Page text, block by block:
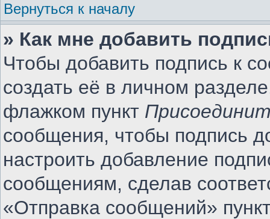
Вернуться к началу
» Как мне добавить
Чтобы добавить подпись к
создать её в личном
флажком пункт
сообщения, чтобы подпись
настроить добавление
сообщениям, сделав
«Отправка сообщений»